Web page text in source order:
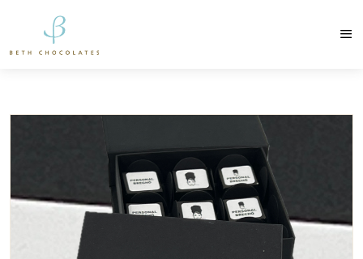
contato@bethchocolates.com.br